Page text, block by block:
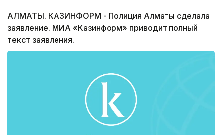
АЛМАТЫ. КАЗИНФОРМ - Полиция Алматы сделала
заявление. МИА «Казинформ» приводит полный
текст заявления.